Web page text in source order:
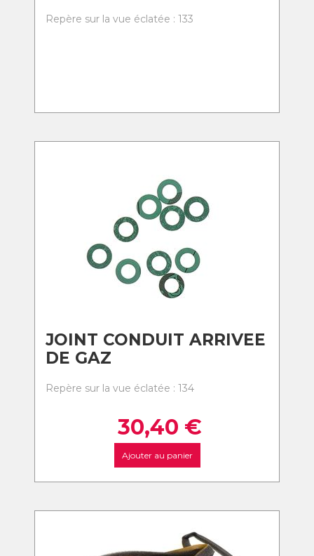
Repère sur la vue éclatée : 133
JOINT CONDUIT ARRIVEE
DE GAZ
Repère sur la vue éclatée : 134
30,40 €
Ajouter au panier